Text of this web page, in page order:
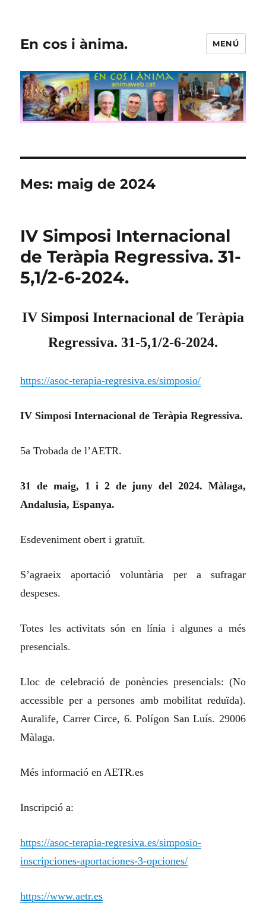
En cos i ànima. MENÚ
Mes: maig de 2024
IV Simposi Internacional
de Teràpia Regressiva. 31-
5,1/2-6-2024.
IV Simposi Internacional de Teràpia
Regressiva. 31-5,1/2-6-2024.
https://asoc-terapia-regresiva.es/simposio/
IV Simposi Internacional de Teràpia Regressiva.
5a Trobada de l’AETR.
31 de maig, 1 i 2 de juny del 2024. Màlaga,
Andalusia, Espanya.
Esdeveniment obert i gratuït.
S’agraeix aportació voluntària per a sufragar
despeses.
Totes les activitats són en línia i algunes a més
presencials.
Lloc de celebració de ponències presencials: (No
accessible per a persones amb mobilitat reduïda).
Auralife, Carrer Circe, 6. Polígon San Luís. 29006
Màlaga.
Més informació en AETR.es
Inscripcióa:
https://asoc-terapia-regresiva.es/simposio-
inscripciones-aportaciones-3-opciones/
https://www.aetr.es